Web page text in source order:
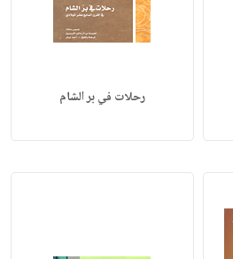
رحلات في بر الشام